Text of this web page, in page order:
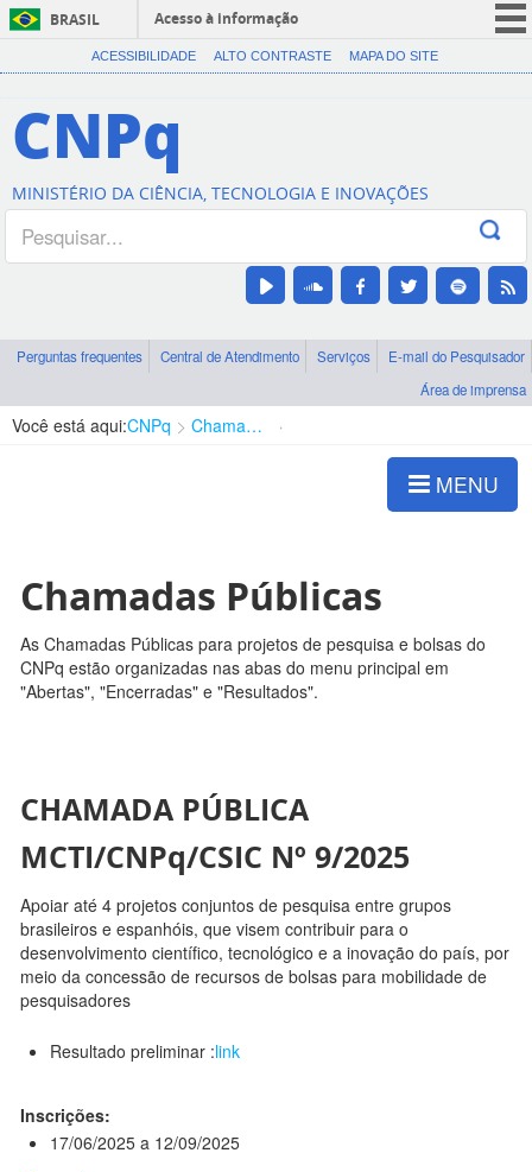
BRASIL
Acesso à informação
CORONAVÍRUS (COVID-19)
Canais
ACESSIBILIDADE ALTO CONTRASTE MAPA DO SITE
CNPq
MINISTÉRIO DA CIÊNCIA, TECNOLOGIA E INOVAÇÕES
Perguntas frequentes Central de Atendimento Serviços
E-mail do Pesquisador
Área de imprensa
Você está aqui:CNPq Chamadas
MENU
Chamadas Públicas
As Chamadas Públicas para projetos de pesquisa e bolsas do
CNPq estão organizadas nas abas do menu principal em
"Abertas", "Encerradas" e "Resultados".
CHAMADA PÚBLICA
MCTI/CNPq/CSIC Nº 9/2025
Apoiar até 4 projetos conjuntos de pesquisa entre grupos
brasileiros e espanhóis, que visem contribuir para o
desenvolvimento científico, tecnológico e a inovação do país, por
meio da concessão de recursos de bolsas para mobilidade de
pesquisadores
Resultado preliminar :link
Inscrições:
17/06/2025 a 12/09/2025